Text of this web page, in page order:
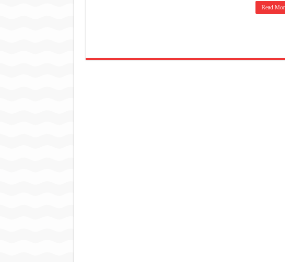
अंतरराष्ट्रीय जैव विविधता दिवस पर पर्यावरण संरक्षण का
Read